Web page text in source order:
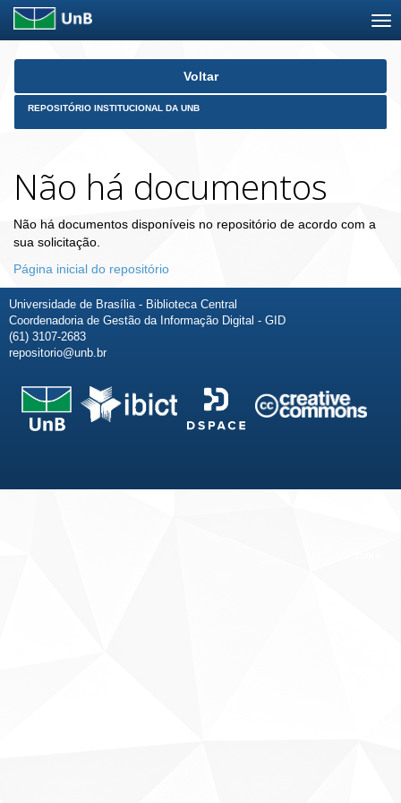
Skip
Voltar
REPOSITÓRIO INSTITUCIONAL DA UNB
Não há documentos
Não há documentos disponíveis no repositório de acordo com a
sua solicitação.
Página inicial do repositório
Universidade de Brasília - Biblioteca Central
Coordenadoria de Gestão da Informação Digital - GID
(61) 3107-2683
repositorio@unb.br